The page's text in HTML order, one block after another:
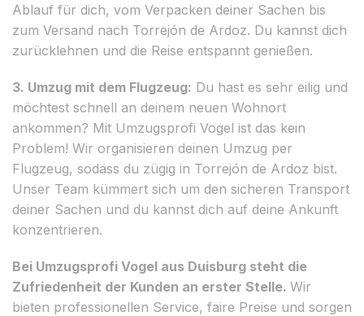
Ablauf für dich, vom Verpacken deiner Sachen bis
zum Versand nach Torrejón de Ardoz. Du kannst dich
zurücklehnen und die Reise entspannt genießen.
3. Umzug mit dem Flugzeug: Du hast es sehr eilig und
möchtest schnell an deinem neuen Wohnort
ankommen? Mit Umzugsprofi Vogel ist das kein
Problem! Wir organisieren deinen Umzug per
Flugzeug, sodass du zügig in Torrejón de Ardoz bist.
Unser Team kümmert sich um den sicheren Transport
deiner Sachen und du kannst dich auf deine Ankunft
konzentrieren.
Bei Umzugsprofi Vogel aus Duisburg steht die
Zufriedenheit der Kunden an erster Stelle. Wir
bieten professionellen Service, faire Preise und sorgen